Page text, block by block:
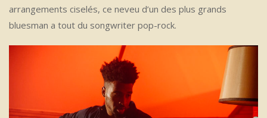
arrangements ciselés, ce neveu d’un des plus grands
bluesman a tout du songwriter pop-rock.